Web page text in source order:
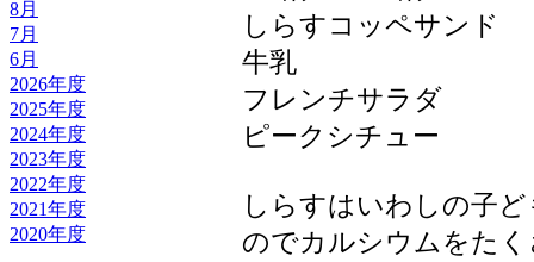
8月
7月
6月
2026年度
2025年度
2024年度
2023年度
2022年度
2021年度
2020年度
しらすコッペサンド
牛乳
フレンチサラダ
ピークシチュー
しらすはいわしの子
のでカルシウムをた